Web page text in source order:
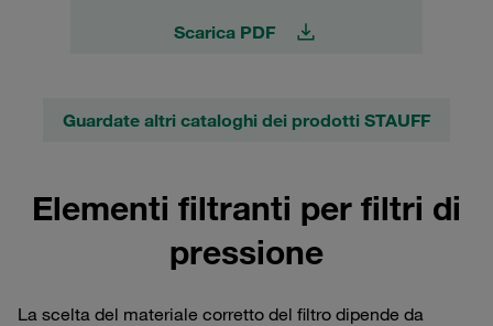
Scarica PDF
Guardate altri cataloghi dei prodotti STAUFF
Elementi filtranti per filtri di
pressione
La scelta del materiale corretto del filtro dipende da